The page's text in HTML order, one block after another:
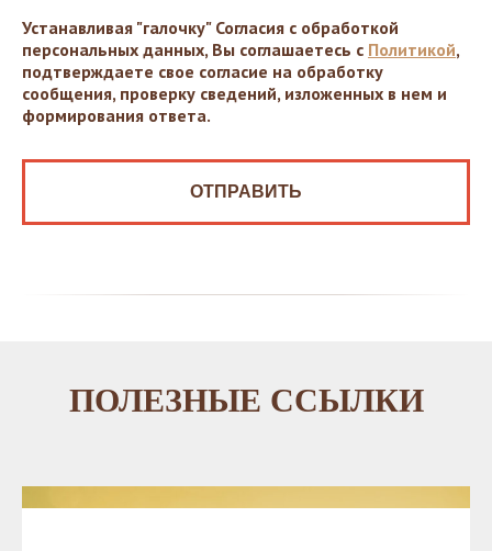
Устанавливая "галочку" Согласия с обработкой
персональных данных, Вы соглашаетесь с Политикой,
подтверждаете свое согласие на обработку
сообщения, проверку сведений, изложенных в нем и
формирования ответа.
ОТПРАВИТЬ
ПОЛЕЗНЫЕ ССЫЛКИ